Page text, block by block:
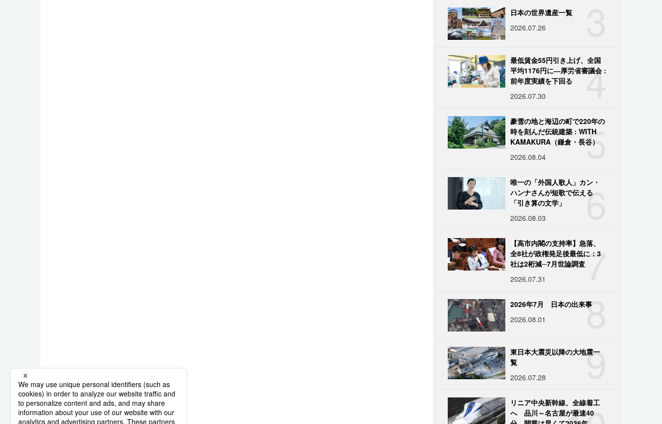
日本の世界遺産一覧
2026.07.26
4
最低賃金55円引き上げ、全国
平均1176円に―厚労省審議会 :
前年度実績を下回る
2026.07.30
5
豪雪の地と海辺の町で220年の
時を刻んだ伝統建築 : WITH
KAMAKURA（鎌倉・長谷）
2026.08.04
6
唯一の「外国人歌人」カン・
ハンナさんが短歌で伝える
「引き算の文学」
2026.08.03
7
【高市内閣の支持率】急落、
全8社が政権発足後最低に：3
社は2桁減─7月世論調査
2026.07.31
8
2026年7月 日本の出来事
2026.08.01
9
東日本大震災以降の大地震一
覧
2026.07.28
リニア中央新幹線、全線着工
へ 品川～名古屋が最速40